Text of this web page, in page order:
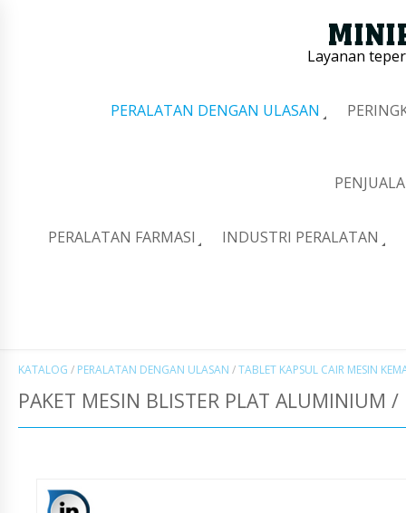
Layanan
PERALATAN DENGAN ULASAN
PERALATAN FARMASI INDUSTRI PERALATAN
KATALOG / PERALATAN DENGAN ULASAN /TABLET KAPSUL CAIR MESIN
PAKET MESIN BLISTER PLAT ALUMINIUM